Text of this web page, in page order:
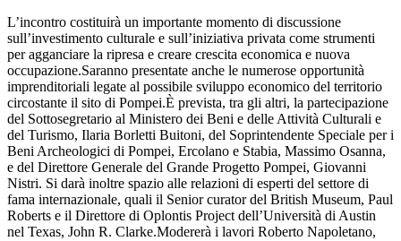
L’incontro costituirà un importante momento di discussione
sull’investimento culturale e sull’iniziativa privata come strumenti
per agganciare la ripresa e creare crescita economica e nuova
occupazione.Saranno presentate anche le numerose opportunità
imprenditoriali legate al possibile sviluppo economico del territorio
circostante il sito di Pompei.È prevista, tra gli altri, la partecipazione
del Sottosegretario al Ministero dei Beni e delle Attività Culturali e
del Turismo, Ilaria Borletti Buitoni, del Soprintendente Speciale per i
Beni Archeologici di Pompei, Ercolano e Stabia, Massimo Osanna,
e del Direttore Generale del Grande Progetto Pompei, Giovanni
Nistri. Si darà inoltre spazio alle relazioni di esperti del settore di
fama internazionale, quali il Senior curator del British Museum, Paul
Roberts e il Direttore di Oplontis Project dell’Università di Austin
nel Texas, John R. Clarke.Modererà i lavori Roberto Napoletano,